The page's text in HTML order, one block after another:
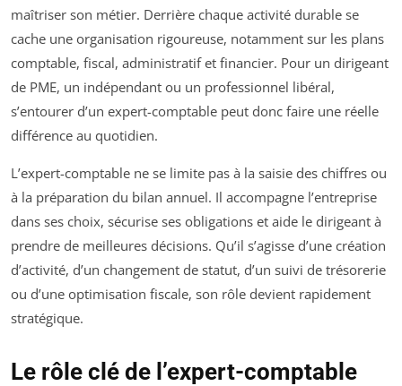
maîtriser son métier. Derrière chaque activité durable se
cache une organisation rigoureuse, notamment sur les plans
comptable, fiscal, administratif et financier. Pour un dirigeant
de PME, un indépendant ou un professionnel libéral,
s’entourer d’un expert-comptable peut donc faire une réelle
différence au quotidien.
L’expert-comptable ne se limite pas à la saisie des chiffres ou
à la préparation du bilan annuel. Il accompagne l’entreprise
dans ses choix, sécurise ses obligations et aide le dirigeant à
prendre de meilleures décisions. Qu’il s’agisse d’une création
d’activité, d’un changement de statut, d’un suivi de trésorerie
ou d’une optimisation fiscale, son rôle devient rapidement
stratégique.
Le rôle clé de l’expert-comptable